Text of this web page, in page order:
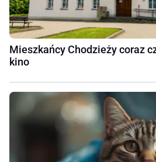
Mieszkańcy Chodzieży coraz
kino